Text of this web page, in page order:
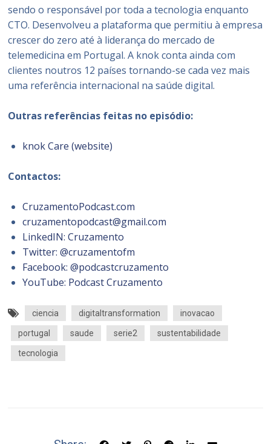
sendo o responsável por toda a tecnologia enquanto
CTO. Desenvolveu a plataforma que permitiu à empresa
crescer do zero até à liderança do mercado de
telemedicina em Portugal. A knok conta ainda com
clientes noutros 12 países tornando-se cada vez mais
uma referência internacional na saúde digital.
Outras referências feitas no episódio:
knok Care (website)
Contactos:
CruzamentoPodcast.com
cruzamentopodcast@gmail.com
LinkedIN: Cruzamento
Twitter: @cruzamentofm
Facebook: @podcastcruzamento
YouTube: Podcast Cruzamento
ciencia digitaltransformation inovacao
portugal saude serie2 sustentabilidade
tecnologia